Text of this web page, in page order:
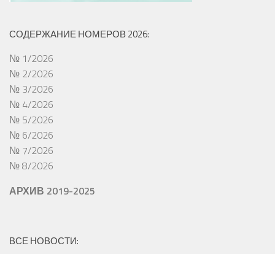
СОДЕРЖАНИЕ НОМЕРОВ 2026:
№ 1/2026
№ 2/2026
№ 3/2026
№ 4/2026
№ 5/2026
№ 6/2026
№ 7/2026
№ 8/2026
АРХИВ 2019-2025
ВСЕ НОВОСТИ: